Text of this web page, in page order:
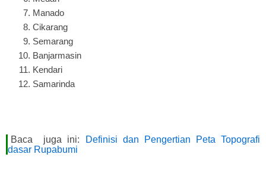
Manado
Cikarang
Semarang
Banjarmasin
Kendari
Samarinda
Baca juga ini:
Definisi dan Pengertian Peta Topografi
dasar Rupabumi